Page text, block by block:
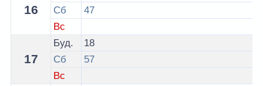
16
Сб
47
Вс
17
Буд.
18
Сб
57
Вс